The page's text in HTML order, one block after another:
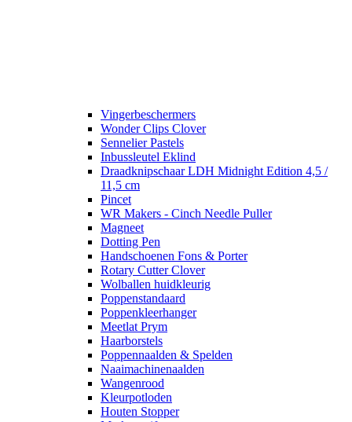
Vingerbeschermers
Wonder Clips Clover
Sennelier Pastels
Inbussleutel Eklind
Draadknipschaar LDH Midnight Edition 4,5 /
11,5 cm
Pincet
WR Makers - Cinch Needle Puller
Magneet
Dotting Pen
Handschoenen Fons & Porter
Rotary Cutter Clover
Wolballen huidkleurig
Poppenstandaard
Poppenkleerhanger
Meetlat Prym
Haarborstels
Poppennaalden & Spelden
Naaimachinenaalden
Wangenrood
Kleurpotloden
Houten Stopper